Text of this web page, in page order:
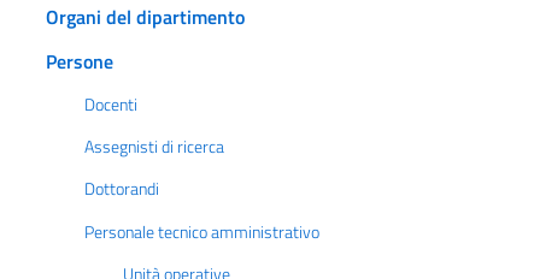
Organi del dipartimento
Persone
Docenti
Assegnisti di ricerca
Dottorandi
Personale tecnico amministrativo